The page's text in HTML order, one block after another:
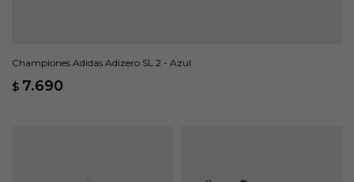
Championes Adidas Adizero SL 2 - Azul
$ 7.690